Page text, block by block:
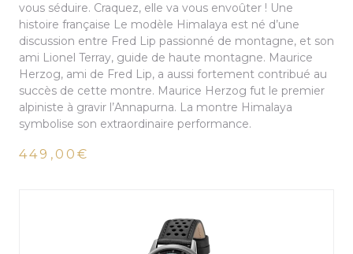
vous séduire. Craquez, elle va vous envoûter ! Une
histoire française Le modèle Himalaya est né d’une
discussion entre Fred Lip passionné de montagne, et son
ami Lionel Terray, guide de haute montagne. Maurice
Herzog, ami de Fred Lip, a aussi fortement contribué au
succès de cette montre. Maurice Herzog fut le premier
alpiniste à gravir l’Annapurna. La montre Himalaya
symbolise son extraordinaire performance.
449,00€